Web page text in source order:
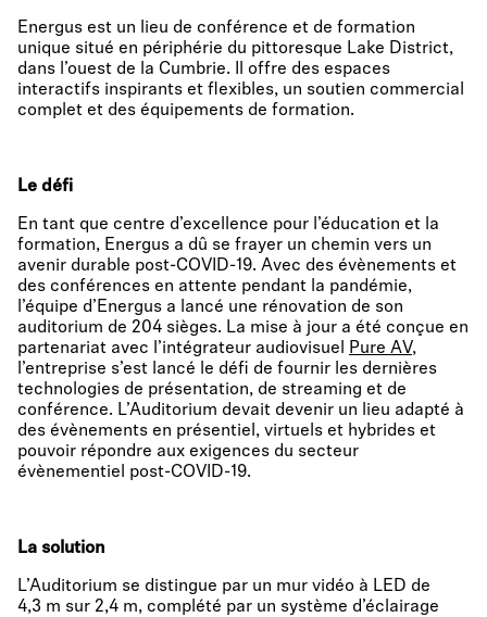
Energus est un lieu de conférence et de formation
unique situé en périphérie du pittoresque Lake District,
dans l’ouest de la Cumbrie. Il offre des espaces
interactifs inspirants et flexibles, un soutien commercial
complet et des équipements de formation.
Le défi
En tant que centre d’excellence pour l’éducation et la
formation, Energus a dû se frayer un chemin vers un
avenir durable post-COVID-19. Avec des évènements et
des conférences en attente pendant la pandémie,
l’équipe d’Energus a lancé une rénovation de son
auditorium de 204 sièges. La mise à jour a été conçue en
partenariat avec l’intégrateur audiovisuel
Pure AV,
l’entreprise s’est lancé le défi de fournir les dernières
technologies de présentation, de streaming et de
conférence. L’Auditorium devait devenir un lieu adapté à
des évènements en présentiel, virtuels et hybrides et
pouvoir répondre aux exigences du secteur
évènementiel post-COVID-19.
La solution
L’Auditorium se distingue par un mur vidéo à LED de
4,3 m sur 2,4 m, complété par un système d’éclairage